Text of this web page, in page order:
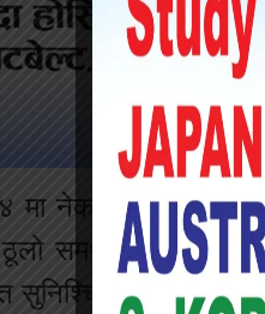
४ मा नेकपा एमालेको
ठूलो समर्थन प्राप्त
गर्नका लागि